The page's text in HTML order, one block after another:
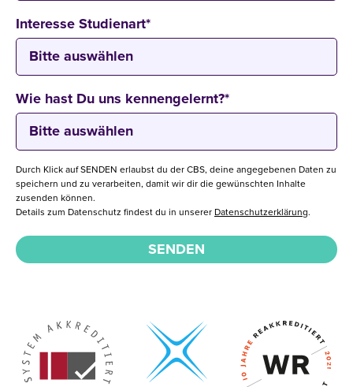
Interesse Studienart*
Wie hast Du uns kennengelernt?*
Durch Klick auf SENDEN erlaubst du der CBS, deine angegebenen Daten zu
speichern und zu verarbeiten, damit wir dir die gewünschten Inhalte
zusenden können.
Details zum Datenschutz findest du in unserer Datenschutzerklärung.